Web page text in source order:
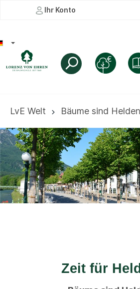
Ihr Konto
LvE Welt Bäume sind Helden
Zeit für